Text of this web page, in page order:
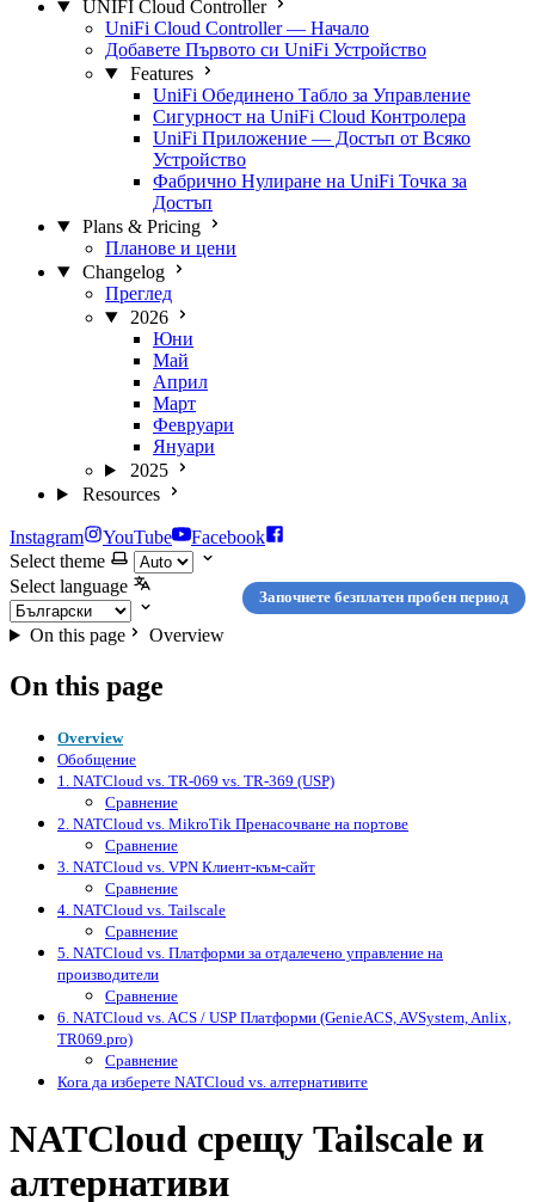
UNIFI Cloud Controller
UniFi Cloud Controller — Начало
Добавете Първото си UniFi Устройство
Features
UniFi Обединено Табло за Управление
Сигурност на UniFi Cloud Контролера
UniFi Приложение — Достъп от Всяко
Устройство
Фабрично Нулиране на UniFi Точка за
Достъп
Plans & Pricing
Планове и цени
Changelog
Преглед
2026
Юни
Май
Април
Март
Февруари
Януари
2025
Resources
Instagram YouTube
Facebook
Select theme
Select language
Започнете безплатен пробен период
On this page Overview
On this page
Overview
Обобщение
1. NATCloud vs. TR-069 vs. TR-369 (USP)
Сравнение
2. NATCloud vs. MikroTik Пренасочване на портове
Сравнение
3. NATCloud vs. VPN Клиент-към-сайт
Сравнение
4. NATCloud vs. Tailscale
Сравнение
5. NATCloud vs. Платформи за отдалечено управление на
производители
Сравнение
6. NATCloud vs. ACS / USP Платформи (GenieACS, AVSystem, Anlix,
TR069.pro)
Сравнение
Кога да изберете NATCloud vs. алтернативите
NATCloud срещу Tailscale и
алтернативи